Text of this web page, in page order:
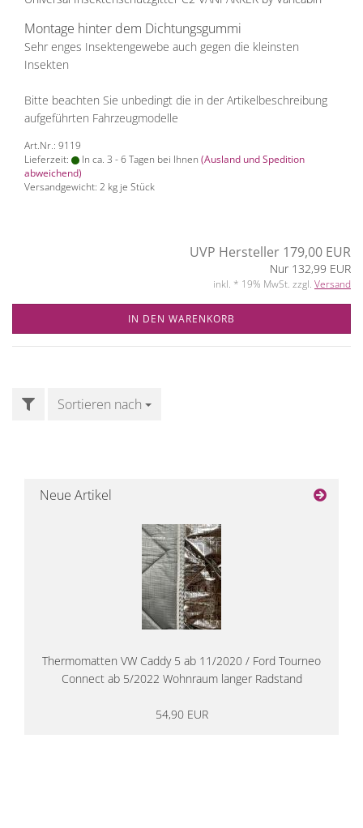
Montage hinter dem Dichtungsgummi
Sehr enges Insektengewebe auch gegen die kleinsten
Insekten
Bitte beachten Sie unbedingt die in der Artikelbeschreibung
aufgeführten Fahrzeugmodelle
Art.Nr.: 9119
Lieferzeit:
In ca. 3 - 6 Tagen bei Ihnen (Ausland und Spedition
abweichend)
Versandgewicht: 2 kg je Stück
UVP Hersteller 179,00 EUR
Nur 132,99 EUR
inkl. * 19% MwSt. zzgl. Versand
IN DEN WARENKORB
FILTERSortieren nach
Sortieren nach
Neue Artikel
Thermomatten VW Caddy 5 ab 11/2020 / Ford Tourneo
Connect ab 5/2022 Wohnraum langer Radstand
54,90 EUR